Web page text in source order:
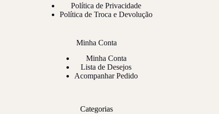
Política de Privacidade
Política de Troca e Devolução
Minha Conta
Minha Conta
Lista de Desejos
Acompanhar Pedido
Categorias